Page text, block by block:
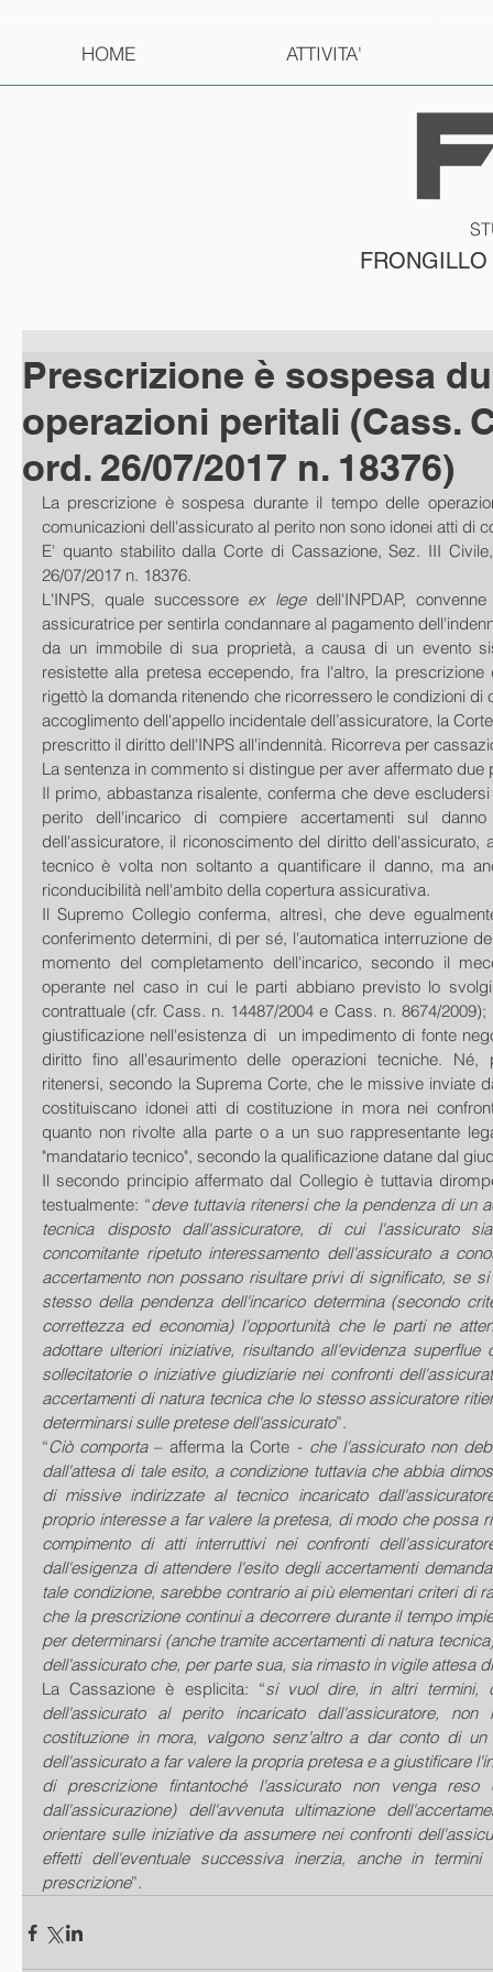
HOME ATTIVITA'
Prescrizione è sospesa
operazioni peritali (Cass.
ord. 26/07/2017 n. 18376)
La prescrizione è sospesa durante il tempo delle
comunicazioni dell'assicurato al perito non sono idonei atti di
E' quanto stabilito dalla Corte di Cassazione, Sez. III
26/07/2017 n. 18376.
L'INPS, quale successore ex lege dell'INPDAP,
assicuratrice per sentirla condannare al pagamento
da un immobile di sua proprietà, a causa di un evento
resistette alla pretesa eccependo, fra l'altro, la prescrizione
rigettò la domanda ritenendo che ricorressero le condizioni di
accoglimento dell'appello incidentale dell’assicuratore, la
prescritto il diritto dell'INPS all'indennità. Ricorreva per
La sentenza in commento si distingue per aver affermato
Il primo, abbastanza risalente, conferma che deve
perito dell'incarico di compiere accertamenti sul
dell'assicuratore, il riconoscimento del diritto dell'assicurato,
tecnico è volta non soltanto a quantificare il danno, ma
riconducibilità nell'ambito della copertura assicurativa.
Il Supremo Collegio conferma, altresì, che deve
conferimento determini, di per sé, l'automatica interruzione
momento del completamento dell'incarico, secondo il
operante nel caso in cui le parti abbiano previsto lo
contrattuale (cfr. Cass. n. 14487/2004 e Cass. n. 8674/
giustificazione nell'esistenza di  un impedimento di fonte
diritto fino all'esaurimento delle operazioni tecniche.
ritenersi, secondo la Suprema Corte, che le missive inviate
costituiscano idonei atti di costituzione in mora nei
quanto non rivolte alla parte o a un suo rappresentante
"mandatario tecnico", secondo la qualificazione datane dal
Il secondo principio affermato dal Collegio è tuttavia
testualmente: “deve tuttavia ritenersi che la pendenza di un
tecnica disposto dall'assicuratore, di cui l'assicurato
concomitante ripetuto interessamento dell'assicurato a
accertamento non possano risultare privi di significato, se
stesso della pendenza dell'incarico determina (secondo
correttezza ed economia) l'opportunità che le parti ne
adottare ulteriori iniziative, risultando all'evidenza superflue
sollecitatorie o iniziative giudiziarie nei confronti
accertamenti di natura tecnica che lo stesso assicuratore
determinarsi sulle pretese dell'assicurato”.
“Ciò comporta – afferma la Corte - che l'assicurato non
dall'attesa di tale esito, a condizione tuttavia che abbia
di missive indirizzate al tecnico incaricato
proprio interesse a far valere la pretesa, di modo che possa
compimento di atti interruttivi nei confronti
dall'esigenza di attendere l'esito degli accertamenti
tale condizione, sarebbe contrario ai più elementari criteri di
che la prescrizione continui a decorrere durante il tempo
per determinarsi (anche tramite accertamenti di natura
dell'assicurato che, per parte sua, sia rimasto in vigile attesa
La Cassazione è esplicita: “si vuol dire, in altri termini,
dell'assicurato al perito incaricato dall'assicuratore,
costituzione in mora, valgono senz'altro a dar conto di un
dell'assicurato a far valere la propria pretesa e a giustificare
di prescrizione fintantoché l'assicurato non venga
dall'assicurazione) dell'avvenuta ultimazione
orientare sulle iniziative da assumere nei confronti
effetti dell'eventuale successiva inerzia, anche in termini
prescrizione”.